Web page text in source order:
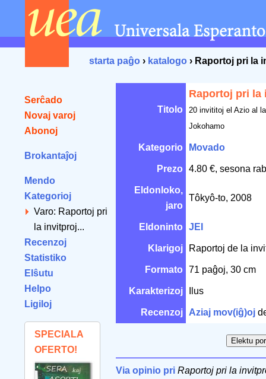
starta paĝo › katalogo › Raportoj pri la
Serĉado
Novaj varoj
Abonoj
Brokantaĵoj
Mendo
Kategorioj
Varo: Raportoj pri
la invitproj...
Recenzoj
Statistiko
Elŝutu
Helpo
Ligiloj
SPECIALA
OFERTO!
Titolo
Raportoj pri la
20 invititoj el Azio al
Jokohamo
Kategorio Movado
Prezo 4.80 €, sesona
Eldonloko,
jaro
Tôkyô-to, 2008
Eldoninto JEI
Klarigoj Raportoj de la
Formato 71 paĝoj, 30 cm
Karakterizoj Ilus
Recenzoj Aziaj mov(iĝ)oj
Via opinio pri Raportoj pri la